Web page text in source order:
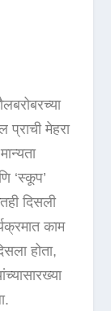
प्राची मेहरा
‘स्कूप’
दिसली
काम
होता,